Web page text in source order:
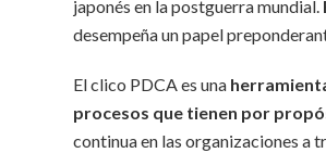
japonés en la postguerra mundial.
desempeña un papel
El clico PDCA es una
procesos que tienen por
continua en las organizaciones a